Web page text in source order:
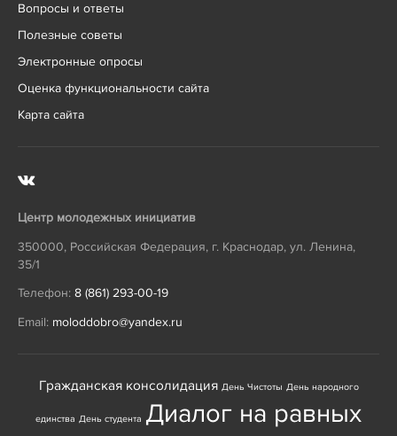
Вопросы и ответы
Полезные советы
Электронные опросы
Оценка функциональности сайта
Карта сайта
Центр молодежных инициатив
350000, Российская Федерация, г. Краснодар, ул. Ленина,
35/1
Телефон: 8 (861) 293-00-19
Email: moloddobro@yandex.ru
Гражданская консолидация День Чистоты День народного
единства День студента Диалог на равных